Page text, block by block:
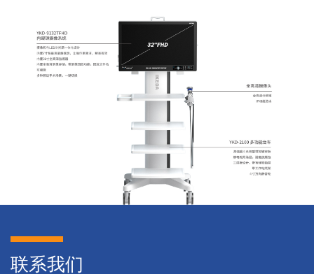
联系我们